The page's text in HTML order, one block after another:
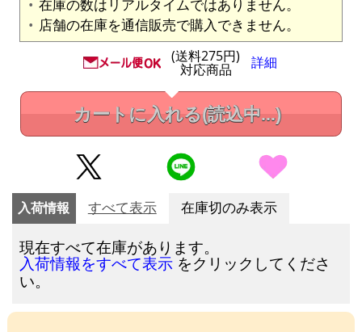
在庫の数はリアルタイムではありません。
店舗の在庫を通信販売で購入できません。
(送料275円)
対応商品 詳細
カートに入れる(読込中...)
入荷情報 すべて表示 在庫切のみ表示
現在すべて在庫があります。
入荷情報をすべて表示 をクリックしてくださ
い。